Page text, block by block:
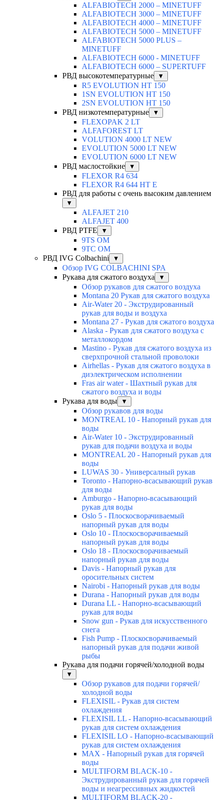
ALFABIOTECH 2000 – MINETUFF
ALFABIOTECH 3000 – MINETUFF
ALFABIOTECH 4000 – MINETUFF
ALFABIOTECH 5000 – MINETUFF
ALFABIOTECH 5000 PLUS –
MINETUFF
ALFABIOTECH 6000 - MINETUFF
ALFABIOTECH 6000 – SUPERTUFF
РВД высокотемпературные
▼
R5 EVOLUTION HT 150
1SN EVOLUTION HT 150
2SN EVOLUTION HT 150
РВД низкотемпературные
▼
FLEXOPAK 2 LT
ALFAFOREST LT
VOLUTION 4000 LT NEW
EVOLUTION 5000 LT NEW
EVOLUTION 6000 LT NEW
РВД маслостойкие
▼
FLEXOR R4 634
FLEXOR R4 644 HT E
РВД для работы с очень высоким давлением
▼
ALFAJET 210
ALFAJET 400
РВД PTFE
▼
9TS OM
9TC OM
РВД IVG Colbachini
▼
Обзор IVG COLBACHINI SPA
Рукава для сжатого воздуха
▼
Обзор рукавов для сжатого воздуха
Montana 20 Рукав для сжатого воздуха
Air-Water 20 - Экструдированный
рукав для воды и воздуха
Montana 27 - Рукав для сжатого воздуха
Alaska - Рукав для сжатого воздуха с
металлокордом
Mastino - Рукав для сжатого воздуха из
сверхпрочной стальной проволоки
Airhellas - Рукав для сжатого воздуха в
диэлектрическом исполнении
Fras air water - Шахтный рукав для
сжатого воздуха и воды
Рукава для воды
▼
Обзор рукавов для воды
MONTREAL 10 - Напорный рукав для
воды
Air-Water 10 - Экструдированный
рукав для подачи воздуха и воды
MONTREAL 20 - Напорный рукав для
воды
LUWAS 30 - Универсалный рукав
Toronto - Напорно-всасывающий рукав
для воды
Amburgo - Напорно-всасывающий
рукав для воды
Oslo 5 - Плоскосворачиваемый
напорный рукав для воды
Oslo 10 - Плоскосворачиваемый
напорный рукав для воды
Oslo 18 - Плоскосворачиваемый
напорный рукав для воды
Davis - Напорный рукав для
оросительных систем
Nairobi - Напорный рукав для воды
Durana - Напорный рукав для воды
Durana LL - Напорно-всасывающий
рукав для воды
Snow gun - Рукав для искусственного
снега
Fish Pump - Плоскосворачиваемый
напорный рукав для подачи живой
рыбы
Рукава для подачи горячей/холодной воды
▼
Обзор рукавов для подачи горячей/
холодной воды
FLEXISIL - Рукав для систем
охлаждения
FLEXISIL LL - Напорно-всасывающий
рукав для систем охлаждения
FLEXISIL LO - Напорно-всасывающий
рукав для систем охлаждения
MAX - Напорный рукав для горячей
воды
MULTIFORM BLACK-10 -
Экструдированный рукав для горячей
воды и неагрессивных жидкостей
MULTIFORM BLACK-20 -